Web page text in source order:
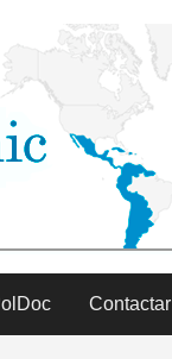
Contactar